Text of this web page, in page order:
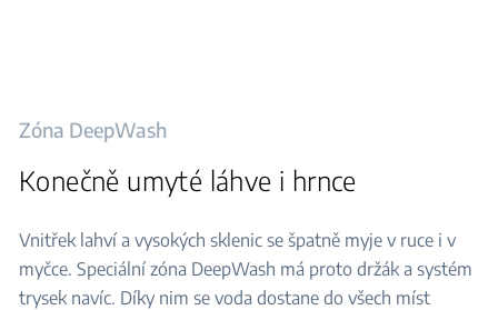
Zóna DeepWash
Konečně umyté láhve i hrnce
Vnitřek lahví a vysokých sklenic se špatně myje v ruce i v
myčce. Speciální zóna DeepWash má proto držák a systém
trysek navíc. Díky nim se voda dostane do všech míst